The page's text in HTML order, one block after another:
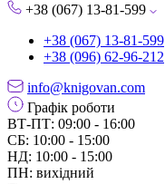
+38 (067) 13-81-599
+38 (067) 13-81-599
+38 (096) 62-96-212
info@knigovan.com
Графік роботи
ВТ-ПТ: 09:00 - 16:00
СБ: 10:00 - 15:00
НД: 10:00 - 15:00
ПН: вихідний